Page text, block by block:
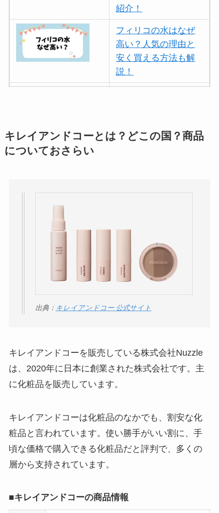
紹介！
フィリコの水はなぜ
高い？人気の理由と
安く買える方法も解
説！
を紹介！
ェイスマスクが安い
理由は？3つの理由と
口コミ・評判を紹
介！
想夫恋はなぜ高い？
人気の理由と安く買
アレクサンドルドゥ
ぜ人気？安く買える
方法も解説！
クレ・ド・ポー ボー
テはなぜ高い？なぜ
人気？安く買える方
法も解説！
気？安く買える方法
キレイアンドコーとは？どこの国？商品
についておさらい
出典： キレイアンドコー 公式サイト
キレイアンドコーを販売している株式会社Nuzzle
は、2020年に日本に創業された株式会社です。主
に化粧品を販売しています。
キレイアンドコーは化粧品のなかでも、割安な化
粧品と言われています。使い勝手がいい割に、手
頃な価格で購入できる化粧品だと評判で、多くの
層から支持されています。
■キレイアンドコーの商品情報